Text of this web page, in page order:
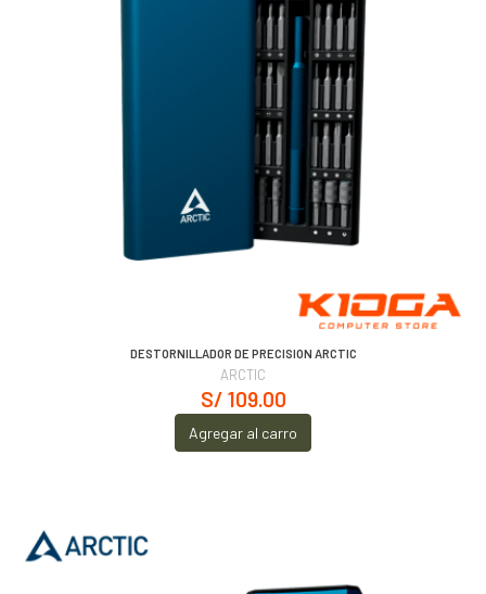
DESTORNILLADOR DE PRECISION ARCTIC
ARCTIC
S/ 109.00
Agregar al carro